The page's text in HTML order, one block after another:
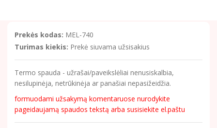
Prekės kodas: MEL-740
Turimas kiekis: Prekė siuvama užsisakius
Termo spauda - užrašai/paveikslėliai nenusiskalbia,
nesilupinėja, netrūkinėja ar panašiai nepasižeidžia.
formuodami užsakymą komentaruose nurodykite
pageidaujamą spaudos tekstą arba susisiekite el.paštu